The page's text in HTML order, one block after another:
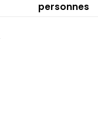
personnes